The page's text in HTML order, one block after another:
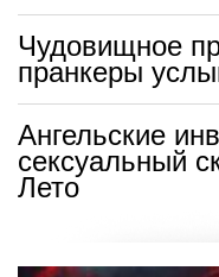
Чудовищное
пранкеры
Ангельские
сексуальный
Лето